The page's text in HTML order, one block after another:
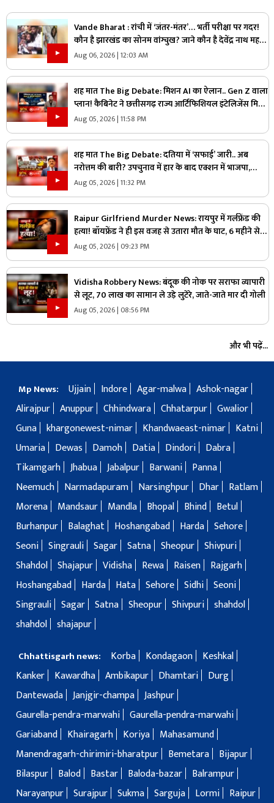
Vande Bharat : रांची में ‘जंतर-मंतर’… भर्ती परीक्षा पर गदर!
कौन है झारखंड का सोनम वांग्चुख? जाने कौन है देवेंद्र नाथ महतो
?
Aug 06, 2026 | 12:03 AM
शह मात The Big Debate: मिशन AI का ऐलान.. Gen Z वाला
प्लान! कैबिनेट ने छत्तीसगढ़ राज्य आर्टिफिशियल इंटेलिजेंस मिशन
को दी मंजूरी, क्या Gen Z को ध्यान में रखकर तैयार किया गया
प्लान?
Aug 05, 2026 | 11:58 PM
शह मात The Big Debate: दतिया में ‘सफाई’ जारी.. अब
नरोत्तम की बारी? उपचुनाव में हार के बाद एक्शन में भाजपा,
लोकल बॉडी की सफाई के बाद असली निशाने पर कौन?
Aug 05, 2026 | 11:32 PM
Raipur Girlfriend Murder News: रायपुर में गर्लफ्रेंड की
हत्या! बॉयफ्रेंड ने ही इस वजह से उतारा मौत के घाट, 6 महीने से
रह रहे थे लिव इन में
Aug 05, 2026 | 09:23 PM
Vidisha Robbery News: बंदूक की नोक पर सराफा व्यापारी
से लूट, 70 लाख का सामान ले उड़े लुटेरे, जाते-जाते मार दी गोली
Aug 05, 2026 | 08:56 PM
और भी पढ़ें...
Mp News: Ujjain Indore Agar-malwa Ashok-nagar
Alirajpur Anuppur Chhindwara Chhatarpur Gwalior
Guna khargonewest-nimar Khandwaeast-nimar
Katni
Umaria
Dewas Damoh Datia Dindori
Dabra
Tikamgarh Jhabua Jabalpur Barwani
Panna
Neemuch
Narmadapuram Narsinghpur Dhar
Ratlam
Morena
Mandsaur Mandla Bhopal Bhind
Betul
Burhanpur
Balaghat Hoshangabad Harda Sehore
Seoni Singrauli Sagar Satna Sheopur Shivpuri
Shahdol Shajapur Vidisha Rewa Raisen
Rajgarh
Hoshangabad
Harda Hata Sehore Sidhi Seoni
Singrauli Sagar Satna Sheopur Shivpuri shahdol
shahdol shajapur
Chhattisgarh news: Korba Kondagaon
Keshkal
Kanker
Kawardha Ambikapur Dhamtari
Durg
Dantewada Janjgir-champa Jashpur
Gaurella-pendra-marwahi Gaurella-pendra-marwahi
Gariaband
Khairagarh Koriya
Mahasamund
Manendragarh-chirimiri-bharatpur
Bemetara
Bijapur
Bilaspur
Balod Bastar Baloda-bazar
Balrampur
Narayanpur Surajpur Sukma Sarguja Lormi
Raipur